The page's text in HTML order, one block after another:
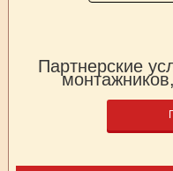
Партнерские